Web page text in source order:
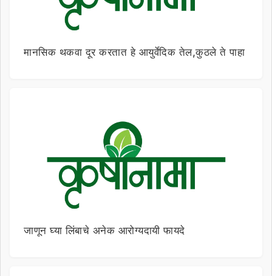
मानसिक थकवा दूर करतात हे आयुर्वेदिक तेल,कुठले ते पाहा
जाणून घ्या लिंबाचे अनेक आरोग्यदायी फायदे